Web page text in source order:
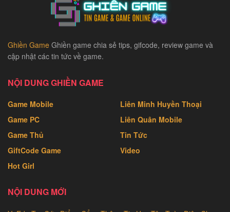
Ghiền Game Ghiền game chia sẻ tips, gifcode, review game và
cập nhật các tin tức về game.
NỘI DUNG GHIỀN GAME
Game Mobile
Game PC
Game Thủ
GiftCode Game
Hot Girl
Liên Minh Huyền Thoại
Liên Quân Mobile
Tin Tức
Video
NỘI DUNG MỚI